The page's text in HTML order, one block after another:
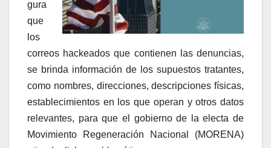
gura
que
los
correos hackeados que contienen las denuncias,
se brinda información de los supuestos tratantes,
como nombres, direcciones, descripciones físicas,
establecimientos en los que operan y otros datos
relevantes, para que el gobierno de la electa de
Movimiento Regeneración Nacional (MORENA)